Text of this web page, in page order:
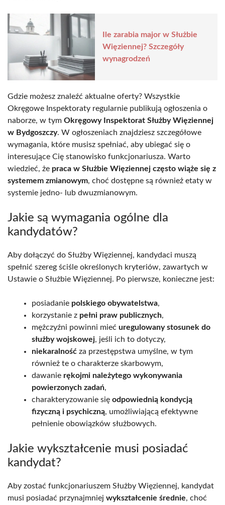
Ile zarabia major w Służbie
Więziennej? Szczegóły
wynagrodzeń
Gdzie możesz znaleźć aktualne oferty? Wszystkie
Okręgowe Inspektoraty regularnie publikują ogłoszenia o
naborze, w tym Okręgowy Inspektorat Służby Więziennej
w Bydgoszczy. W ogłoszeniach znajdziesz szczegółowe
wymagania, które musisz spełniać, aby ubiegać się o
interesujące Cię stanowisko funkcjonariusza. Warto
wiedzieć, że praca w Służbie Więziennej często wiąże się z
systemem zmianowym, choć dostępne są również etaty w
systemie jedno- lub dwuzmianowym.
Jakie są wymagania ogólne dla
kandydatów?
Aby dołączyć do Służby Więziennej, kandydaci muszą
spełnić szereg ściśle określonych kryteriów, zawartych w
Ustawie o Służbie Więziennej. Po pierwsze, konieczne jest:
posiadanie polskiego obywatelstwa,
korzystanie z pełni praw publicznych,
mężczyźni powinni mieć uregulowany stosunek do
służby wojskowej, jeśli ich to dotyczy,
niekaralność za przestępstwa umyślne, w tym
również te o charakterze skarbowym,
dawanie rękojmi należytego wykonywania
powierzonych zadań,
charakteryzowanie się odpowiednią kondycją
fizyczną i psychiczną, umożliwiającą efektywne
pełnienie obowiązków służbowych.
Jakie wykształcenie musi posiadać
kandydat?
Aby zostać funkcjonariuszem Służby Więziennej, kandydat
musi posiadać przynajmniej wykształcenie średnie, choć